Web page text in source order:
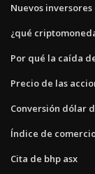
Nuevos inversores
¿qué
Por qué la caída
Precio de las
Conversión dólar
Índice de
Cita de bhp asx